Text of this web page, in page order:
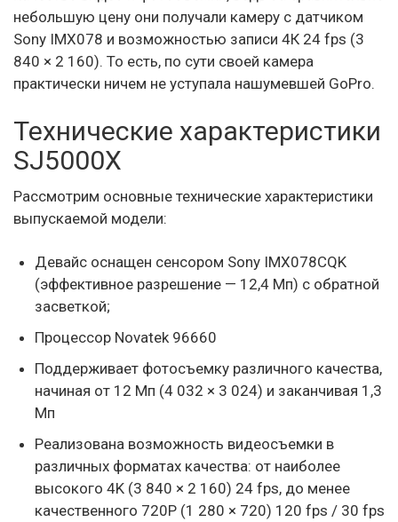
небольшую цену они получали камеру с датчиком
Sony IMX078 и возможностью записи 4К 24 fps (3
840 × 2 160). То есть, по сути своей камера
практически ничем не уступала нашумевшей GoPro.
Технические характеристики
SJ5000X
Рассмотрим основные технические характеристики
выпускаемой модели:
Девайс оснащен сенсором Sony IMX078CQK
(эффективное разрешение — 12,4 Мп) с обратной
засветкой;
Процессор Novatek 96660
Поддерживает фотосъемку различного качества,
начиная от 12 Мп (4 032 × 3 024) и заканчивая 1,3
Мп
Реализована возможность видеосъемки в
различных форматах качества: от наиболее
высокого 4K (3 840 × 2 160) 24 fps, до менее
качественного 720P (1 280 × 720) 120 fps / 30 fps